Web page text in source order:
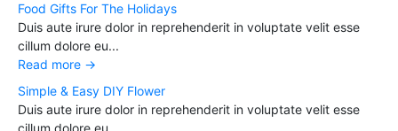
Food Gifts For The Holidays
Duis aute irure dolor in reprehenderit in voluptate velit esse
cillum dolore eu...
Read more →
Simple & Easy DIY Flower
Duis aute irure dolor in reprehenderit in voluptate velit esse
cillum dolore eu...